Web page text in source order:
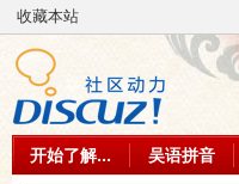
收藏本站
开始了解... 吴语拼音